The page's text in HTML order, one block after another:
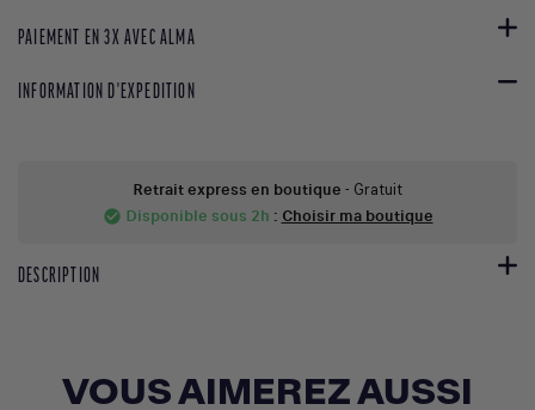
PAIEMENT EN 3X AVEC ALMA
INFORMATION D'EXPEDITION
Retrait express en boutique - Gratuit
check_circle Disponible sous 2h : Choisir ma boutique
DESCRIPTION
VOUS AIMEREZ AUSSI